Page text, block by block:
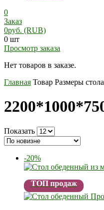
0
Заказ
0руб. (RUB)
0 шт
Просмотр заказа
Нет товаров в заказе.
Главная Товар Размеры стола
Показать
-20%
ТОП продаж